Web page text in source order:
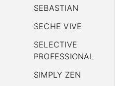
SEBASTIAN
SECHE VIVE
SELECTIVE
PROFESSIONAL
SIMPLY ZEN